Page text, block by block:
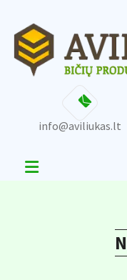
content
info@aviliukas.lt